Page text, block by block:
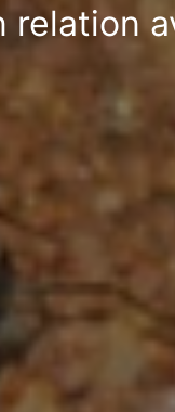
relation